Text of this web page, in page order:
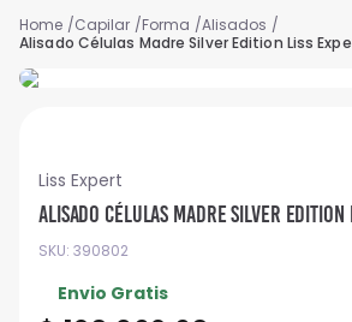
Capilar Forma
Alisados
Alisado Células Madre Silver Edition Liss
Liss Expert
Alisado Células Madre Silver Edition
SKU: 390802
Envio Gratis